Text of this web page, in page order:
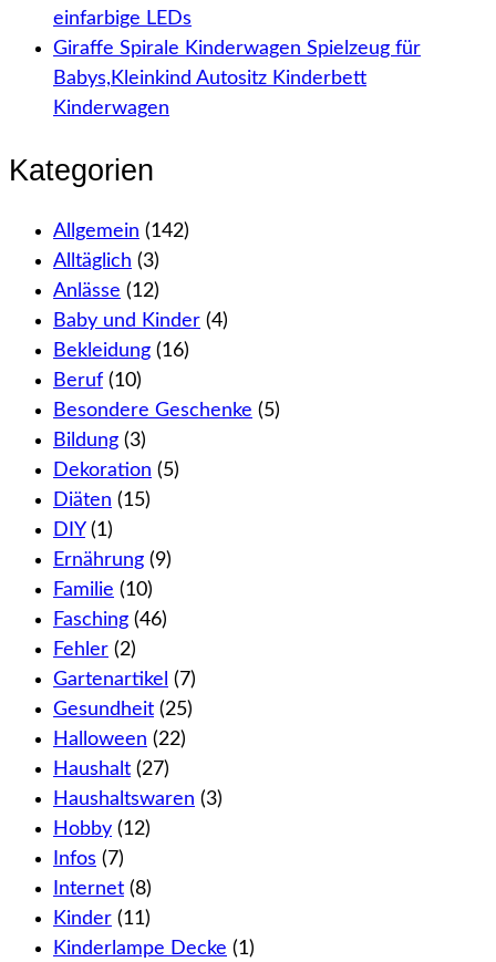
einfarbige LEDs
Giraffe Spirale Kinderwagen Spielzeug für
Babys,Kleinkind Autositz Kinderbett
Kinderwagen
Kategorien
Allgemein (142)
Alltäglich (3)
Anlässe (12)
Baby und Kinder (4)
Bekleidung (16)
Beruf (10)
Besondere Geschenke (5)
Bildung (3)
Dekoration (5)
Diäten (15)
DIY (1)
Ernährung (9)
Familie (10)
Fasching (46)
Fehler (2)
Gartenartikel (7)
Gesundheit (25)
Halloween (22)
Haushalt (27)
Haushaltswaren (3)
Hobby (12)
Infos (7)
Internet (8)
Kinder (11)
Kinderlampe Decke (1)